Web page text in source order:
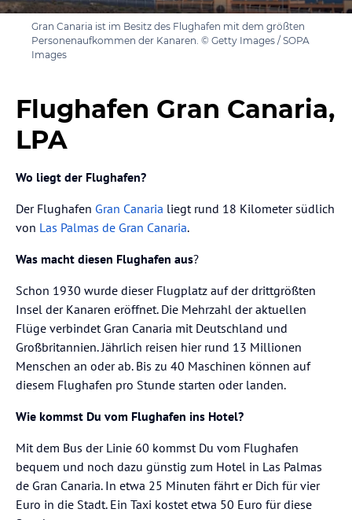
Gran Canaria ist im Besitz des Flughafen mit dem größten
Personenaufkommen der Kanaren. © Getty Images / SOPA
Images
Flughafen Gran Canaria,
LPA
Wo liegt der Flughafen?
Der Flughafen Gran Canaria liegt rund 18 Kilometer südlich
von Las Palmas de Gran Canaria.
Was macht diesen Flughafen aus?
Schon 1930 wurde dieser Flugplatz auf der drittgrößten
Insel der Kanaren eröffnet. Die Mehrzahl der aktuellen
Flüge verbindet Gran Canaria mit Deutschland und
Großbritannien. Jährlich reisen hier rund 13 Millionen
Menschen an oder ab. Bis zu 40 Maschinen können auf
diesem Flughafen pro Stunde starten oder landen.
Wie kommst Du vom Flughafen ins Hotel?
Mit dem Bus der Linie 60 kommst Du vom Flughafen
bequem und noch dazu günstig zum Hotel in Las Palmas
de Gran Canaria. In etwa 25 Minuten fährt er Dich für vier
Euro in die Stadt. Ein Taxi kostet etwa 50 Euro für diese